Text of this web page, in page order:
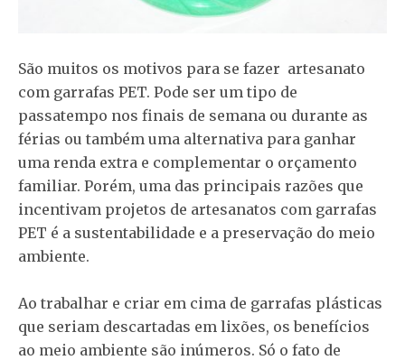
São muitos os motivos para se fazer artesanato
com garrafas PET. Pode ser um tipo de
passatempo nos finais de semana ou durante as
férias ou também uma alternativa para ganhar
uma renda extra e complementar o orçamento
familiar. Porém, uma das principais razões que
incentivam projetos de artesanatos com garrafas
PET é a sustentabilidade e a preservação do meio
ambiente.
Ao trabalhar e criar em cima de garrafas plásticas
que seriam descartadas em lixões, os benefícios
ao meio ambiente são inúmeros. Só o fato de